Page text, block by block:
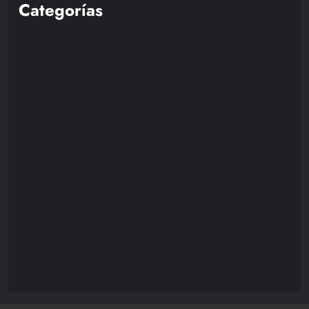
Categorías